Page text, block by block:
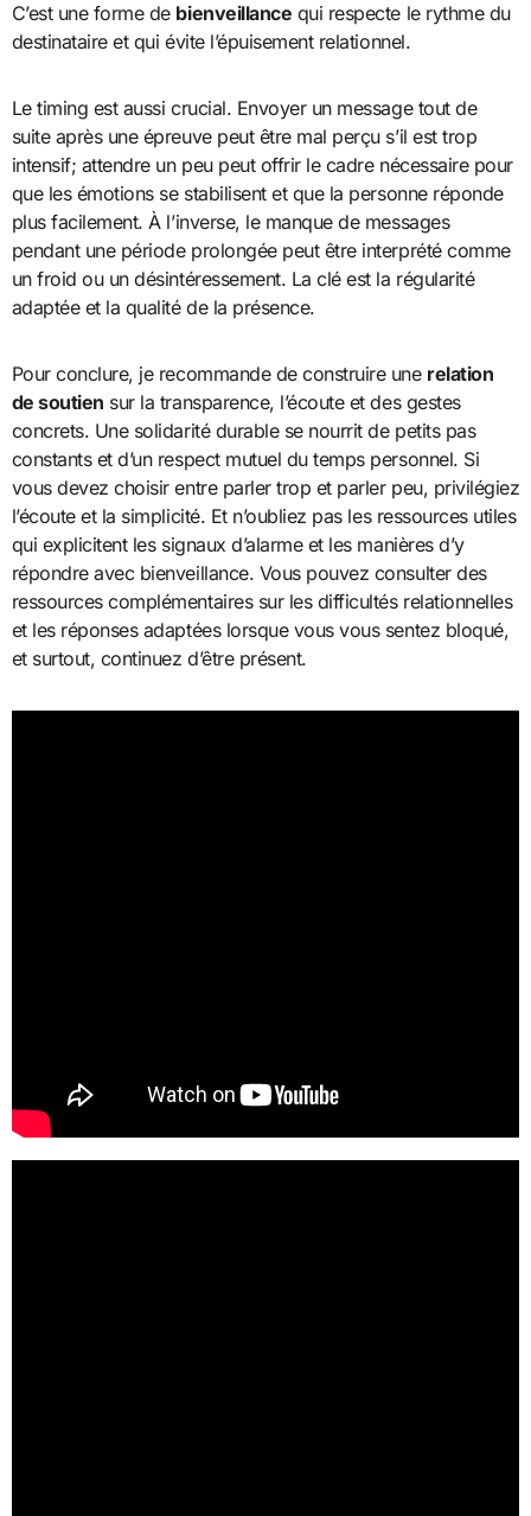
C’est une forme de bienveillance qui respecte le rythme du
destinataire et qui évite l’épuisement relationnel.
Le timing est aussi crucial. Envoyer un message tout de
suite après une épreuve peut être mal perçu s’il est trop
intensif; attendre un peu peut offrir le cadre nécessaire pour
que les émotions se stabilisent et que la personne réponde
plus facilement. À l’inverse, le manque de messages
pendant une période prolongée peut être interprété comme
un froid ou un désintéressement. La clé est la régularité
adaptée et la qualité de la présence.
Pour conclure, je recommande de construire une relation
de soutien sur la transparence, l’écoute et des gestes
concrets. Une solidarité durable se nourrit de petits pas
constants et d’un respect mutuel du temps personnel. Si
vous devez choisir entre parler trop et parler peu, privilégiez
l’écoute et la simplicité. Et n’oubliez pas les ressources utiles
qui explicitent les signaux d’alarme et les manières d’y
répondre avec bienveillance. Vous pouvez consulter des
ressources complémentaires sur les difficultés relationnelles
et les réponses adaptées lorsque vous vous sentez bloqué,
et surtout, continuez d’être présent.